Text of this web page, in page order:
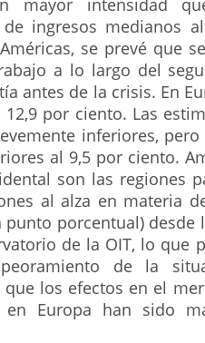
mayor intensidad
ingresos medianos
se prevé que
a lo largo del
antes de la crisis. En
por ciento. Las
inferiores,
al 9,5 por ciento.
son las regiones
al alza en materia
punto porcentual) desde
de la OIT, lo que
de la
los efectos en el
en Europa han sido